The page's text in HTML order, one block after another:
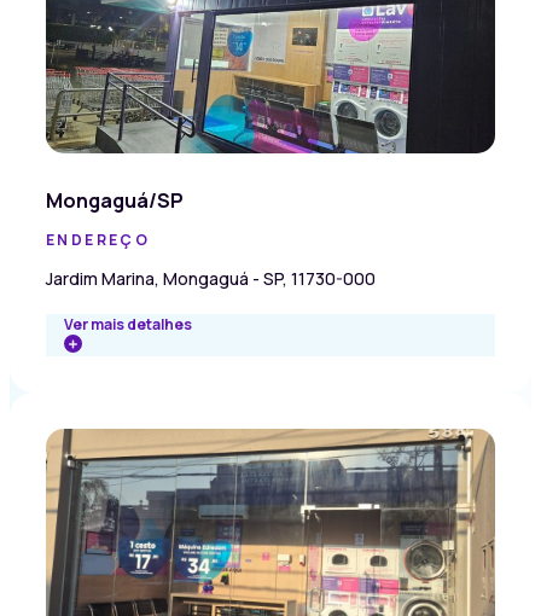
Mongaguá/SP
ENDEREÇO
Jardim Marina, Mongaguá - SP, 11730-000
Ver mais detalhes